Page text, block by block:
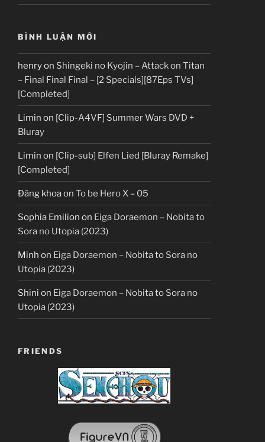
BÌNH LUẬN MỚI
henryon Shingeki no Kyojin – Attack on Titan
– Final Final Final – [2 Specials][87Eps TVs]
[Completed]
Limin on [Clip-A4VF] Summer Wars DVD +
Bluray
Limin on [Clip-sub] Elfen Lied [Bluray Remake]
[Completed]
Đăng khoaon To be Hero X – 05
Sophia Emilion on Eiga Doraemon – Nobita to
Sora no Utopia (2023)
Minh on Eiga Doraemon – Nobita to Sora no
Utopia (2023)
Shini on Eiga Doraemon – Nobita to Sora no
Utopia (2023)
FRIENDS